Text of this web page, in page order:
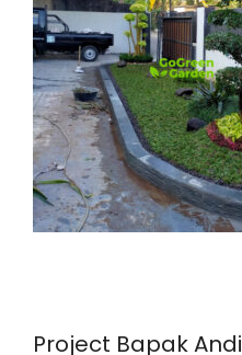
Project Bapak Andi